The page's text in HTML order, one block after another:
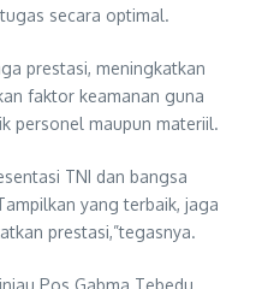
secara optimal.
prestasi, meningkatkan
faktor keamanan guna
personel maupun materiil.
TNI dan bangsa
yang terbaik, jaga
prestasi,”tegasnya.